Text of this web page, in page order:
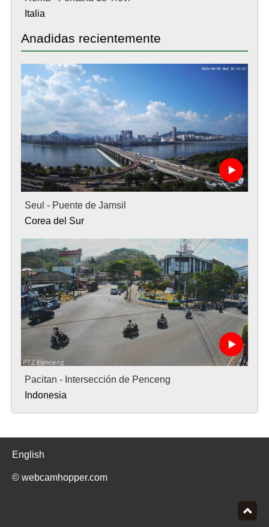
Italia
Anadidas recientemente
Seul - Puente de Jamsil
Corea del Sur
Pacitan - Intersección de Penceng
Indonesia
English
© webcamhopper.com